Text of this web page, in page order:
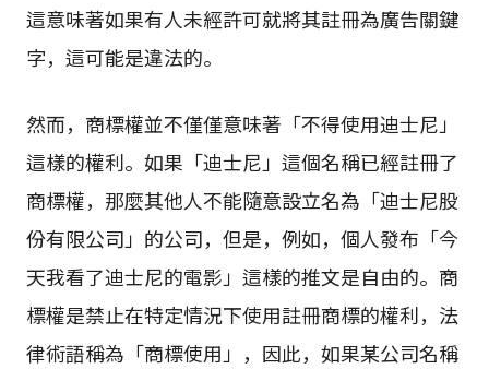
這意味著如果有人未經許可就將其註冊為廣告關鍵
字，這可能是違法的。
然而，商標權並不僅僅意味著「不得使用迪士尼」
這樣的權利。如果「迪士尼」這個名稱已經註冊了
商標權，那麼其他人不能隨意設立名為「迪士尼股
份有限公司」的公司，但是，例如，個人發布「今
天我看了迪士尼的電影」這樣的推文是自由的。商
標權是禁止在特定情況下使用註冊商標的權利，法
律術語稱為「商標使用」，因此，如果某公司名稱